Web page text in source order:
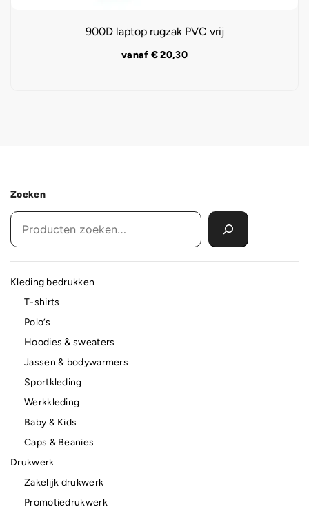
900D laptop rugzak PVC vrij
vanaf €20,30
Zoeken
Kleding bedrukken
T-shirts
Polo’s
Hoodies & sweaters
Jassen & bodywarmers
Sportkleding
Werkkleding
Baby & Kids
Caps & Beanies
Drukwerk
Zakelijk drukwerk
Promotiedrukwerk